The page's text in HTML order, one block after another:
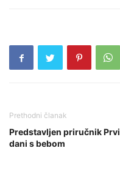
Prethodni članak
Predstavljen priručnik Prvi
dani s bebom